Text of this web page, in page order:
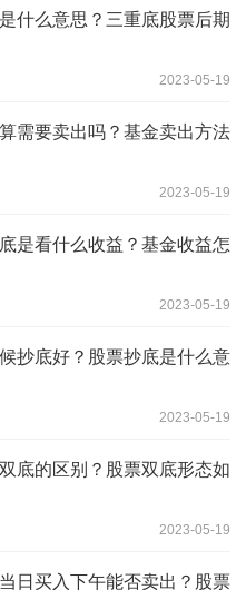
什么意思？三重底股票后期
2023-05-19
需要卖出吗？基金卖出方法
2023-05-19
是看什么收益？基金收益怎
2023-05-19
抄底好？股票抄底是什么意
2023-05-19
底的区别？股票双底形态如
2023-05-19
日买入下午能否卖出？股票